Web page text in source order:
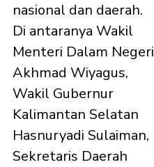
nasional dan daerah.
Di antaranya Wakil
Menteri Dalam Negeri
Akhmad Wiyagus,
Wakil Gubernur
Kalimantan Selatan
Hasnuryadi Sulaiman,
Sekretaris Daerah